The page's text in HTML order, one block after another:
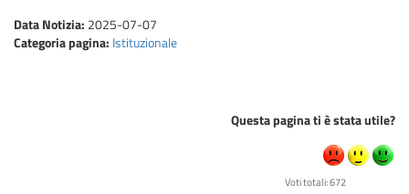
Data Notizia: 2025-07-07
Categoria pagina: Istituzionale
Questa pagina ti è stata utile?
Voti totali: 672